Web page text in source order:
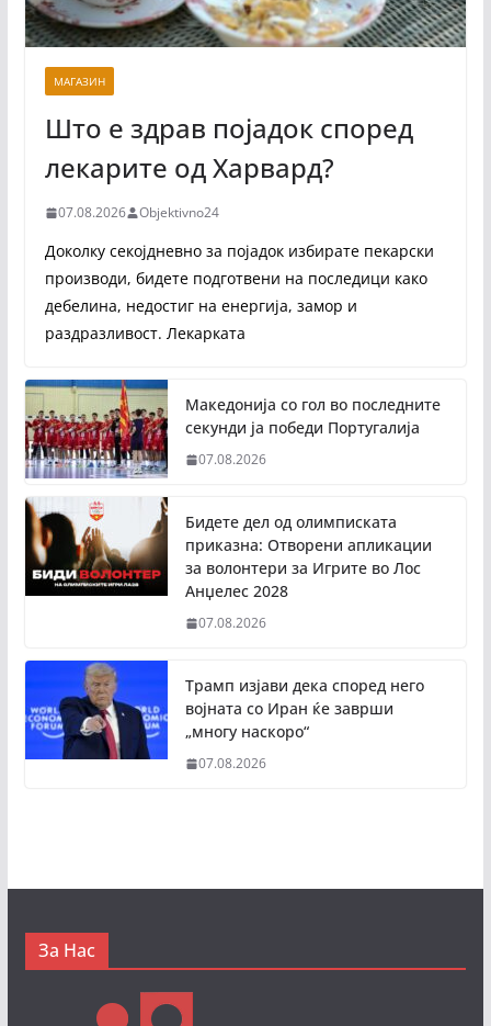
МАГАЗИН
Што е здрав појадок според
лекарите од Харвард?
07.08.2026 Objektivno24
Доколку секојдневно за појадок избирате пекарски
производи, бидете подготвени на последици како
дебелина, недостиг на енергија, замор и
раздразливост. Лекарката
Македонија со гол во последните
секунди ја победи Португалија
07.08.2026
Бидете дел од олимписката
приказна: Отворени апликации
за волонтери за Игрите во Лос
Анџелес 2028
07.08.2026
Трамп изјави дека според него
војната со Иран ќе заврши
„многу наскоро“
07.08.2026
За Нас